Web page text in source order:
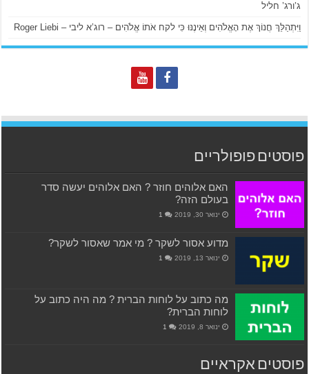
ג’ורג’ חליל
וַיִּתְהַלֵּךְ חֲנוֹךְ אֶת הָאֱלֹהִים וְאֵינֶנּוּ כִּי לקח אֹתוֹ אֱלֹהִים – רוג’א ליבי – Roger Liebi
פוסטים פופולריים
האם אלוהים חוזר ? האם אלוהים יעשה סדר
בעולם הזה?
ינואר 30, 2019 1
מדוע אסור לשקר ? מי אמר שאסור לשקר?
ינואר 13, 2019 1
מה כתוב על לוחות הברית ? מה היה כתוב על
לוחות הברית?
ינואר 8, 2019 1
פוסטים אקראיים